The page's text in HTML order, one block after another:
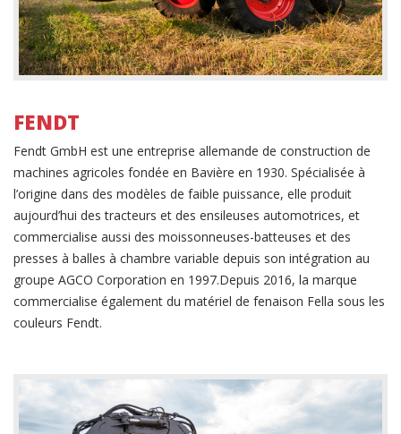
FENDT
Fendt GmbH est une entreprise allemande de construction de
machines agricoles fondée en Bavière en 1930. Spécialisée à
l’origine dans des modèles de faible puissance, elle produit
aujourd’hui des tracteurs et des ensileuses automotrices, et
commercialise aussi des moissonneuses-batteuses et des
presses à balles à chambre variable depuis son intégration au
groupe AGCO Corporation en 1997.Depuis 2016, la marque
commercialise également du matériel de fenaison Fella sous les
couleurs Fendt.